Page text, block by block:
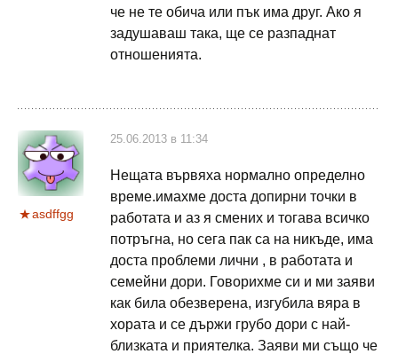
че не те обича или пък има друг. Ако я
задушаваш така, ще се разпаднат
отношенията.
asdffgg
25.06.2013 в 11:34
Нещата вървяха нормално определно
време.имахме доста допирни точки в
работата и аз я смених и тогава всичко
потръгна, но сега пак са на никъде, има
доста проблеми лични , в работата и
семейни дори. Говорихме си и ми заяви
как била обезверена, изгубила вяра в
хората и се държи грубо дори с най-
близката и приятелка. Заяви ми също че